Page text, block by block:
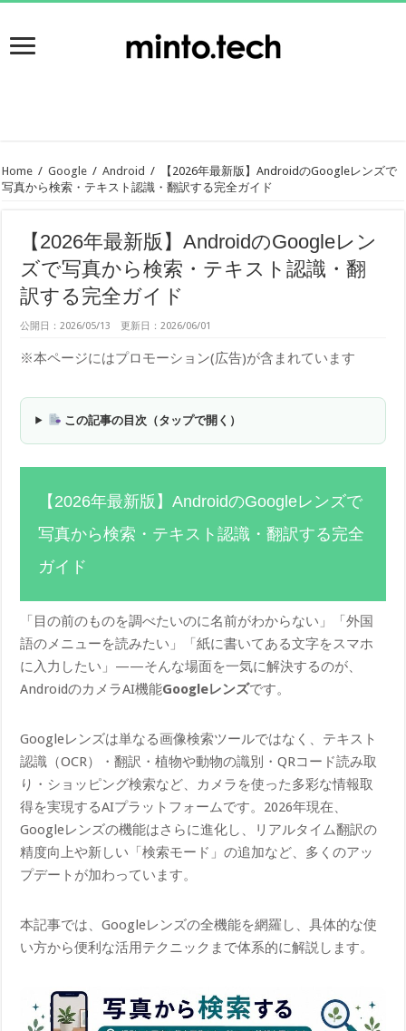
Home / Google / Android /
【2026年最新版】AndroidのGoogleレンズで
写真から検索・テキスト認識・翻訳する完全ガイド
【2026年最新版】AndroidのGoogleレン
ズで写真から検索・テキスト認識・翻
訳する完全ガイド
公開日：2026/05/13 更新日：2026/06/01
※本ページにはプロモーション(広告)が含まれています
この記事の目次（タップで開く）
【2026年最新版】AndroidのGoogleレンズで
写真から検索・テキスト認識・翻訳する完全
ガイド
「目の前のものを調べたいのに名前がわからない」「外国
語のメニューを読みたい」「紙に書いてある文字をスマホ
に入力したい」——そんな場面を一気に解決するのが、
AndroidのカメラAI機能Googleレンズです。
Googleレンズは単なる画像検索ツールではなく、テキスト
認識（OCR）・翻訳・植物や動物の識別・QRコード読み取
り・ショッピング検索など、カメラを使った多彩な情報取
得を実現するAIプラットフォームです。2026年現在、
Googleレンズの機能はさらに進化し、リアルタイム翻訳の
精度向上や新しい「検索モード」の追加など、多くのアッ
プデートが加わっています。
本記事では、Googleレンズの全機能を網羅し、具体的な使
い方から便利な活用テクニックまで体系的に解説します。